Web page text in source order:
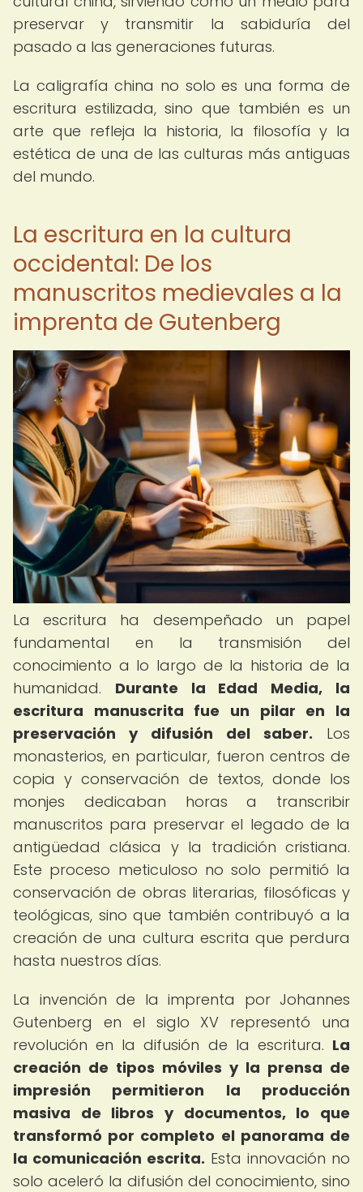
preservar y transmitir la sabiduría del
pasado a las generaciones futuras.
La caligrafía china no solo es una forma de
escritura estilizada, sino que también es un
arte que refleja la historia, la filosofía y la
estética de una de las culturas más antiguas
del mundo.
La escritura en la cultura
occidental: De los
manuscritos medievales a la
imprenta de Gutenberg
La escritura ha desempeñado un papel
fundamental en la transmisión del
conocimiento a lo largo de la historia de la
humanidad. Durante la Edad Media, la
escritura manuscrita fue un pilar en la
preservación y difusión del saber. Los
monasterios, en particular, fueron centros de
copia y conservación de textos, donde los
monjes dedicaban horas a transcribir
manuscritos para preservar el legado de la
antigüedad clásica y la tradición cristiana.
Este proceso meticuloso no solo permitió la
conservación de obras literarias, filosóficas y
teológicas, sino que también contribuyó a la
creación de una cultura escrita que perdura
hasta nuestros días.
La invención de la imprenta por Johannes
Gutenberg en el siglo XV representó una
revolución en la difusión de la escritura. La
creación de tipos móviles y la prensa de
impresión permitieron la producción
masiva de libros y documentos, lo que
transformó por completo el panorama de
la comunicación escrita. Esta innovación no
solo aceleró la difusión del conocimiento, sino